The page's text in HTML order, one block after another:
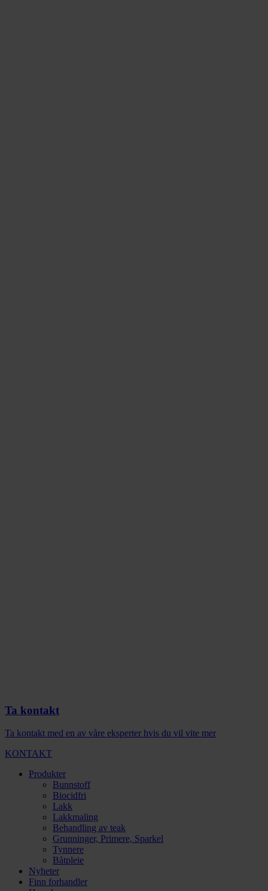
Ta kontakt
Ta kontakt med en av våre eksperter hvis du vil vite mer
KONTAKT
Produkter
Bunnstoff
Biocidfri
Lakk
Lakkmaling
Behandling av teak
Grunninger, Primere, Sparkel
Tynnere
Båtpleie
Nyheter
Finn forhandler